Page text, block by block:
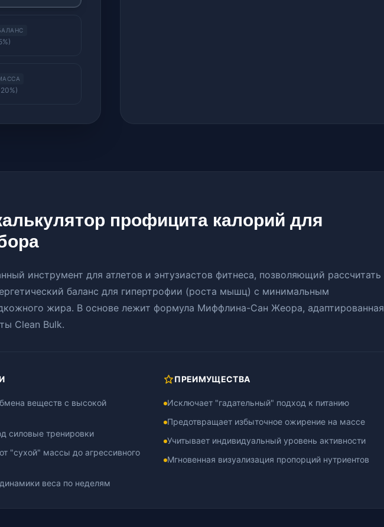
профицита калорий для
инструмент для атлетов и энтузиастов фитнеса, позволяющий рассчитать
баланс для гипертрофии (роста мышц) с минимальным
жира. В основе лежит формула Миффлина-Сан Жеора, адаптированная
Clean Bulk.
веществ с высокой
силовые тренировки
"сухой" массы до агрессивного
веса по неделям
ПРЕИМУЩЕСТВА
Исключает "гадательный" подход к питанию
Предотвращает избыточное ожирение на массе
Учитывает индивидуальный уровень активности
Мгновенная визуализация пропорций нутриентов